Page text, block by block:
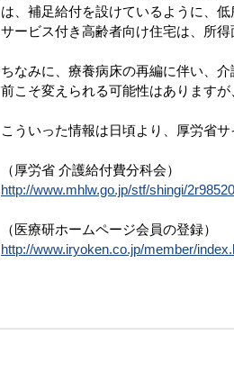
は、補足給付を設けているように、低
サービス付き高齢者向け住宅は、所
ちなみに、療養病床の再編に伴い、
前こそ変えられる可能性はあります
こういった情報は日頃より、厚労省
（厚労省 介護給付費分科会）
http://www.mhlw.go.jp/stf/shingi/
（医療研ホームページ会員の登録）
http://www.iryoken.co.jp/member/